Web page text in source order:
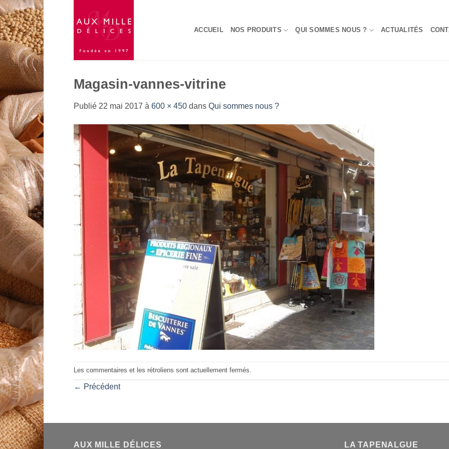
Passer
au
contenu
ACCUEIL NOS PRODUITS QUI SOMMES NOUS ? ACTUALITÉS
Magasin-vannes-vitrine
Publié 22 mai 2017 à 600 × 450 dans Qui sommes nous ?
Les commentaires et les rétroliens sont actuellement fermés.
← Précédent
AUX MILLE DÉLICES LA TAPENALGUE